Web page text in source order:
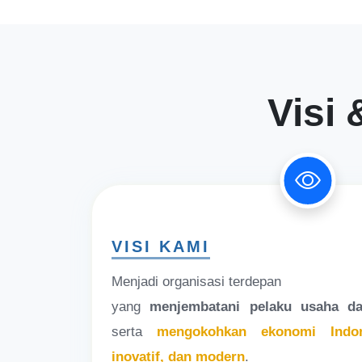
Visi
VISI KAMI
Menjadi organisasi terdepan
yang menjembatani pelaku usaha
serta mengokohkan ekonomi
inovatif, dan modern.